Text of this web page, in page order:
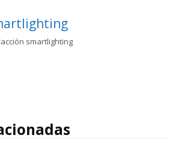
smartlighting